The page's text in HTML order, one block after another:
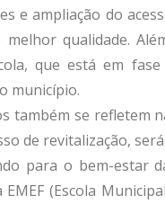
e ampliação do
melhor qualidade.
que está em
município.
também se refletem
de revitalização,
para o bem-estar
EMEF (Escola